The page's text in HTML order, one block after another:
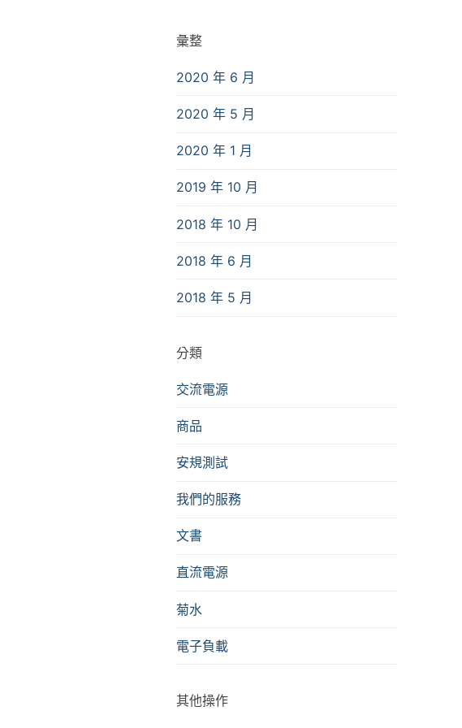
彙整
2020 年 6 月
2020 年 5 月
2020 年 1 月
2019 年 10 月
2018 年 10 月
2018 年 6 月
2018 年 5 月
分類
交流電源
商品
安規測試
我們的服務
文書
直流電源
菊水
電子負載
其他操作